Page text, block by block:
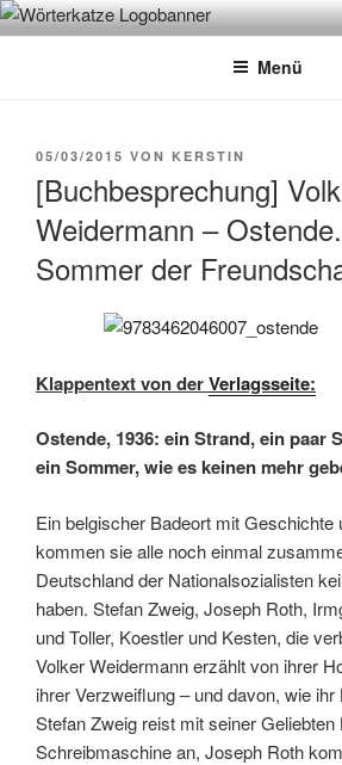
Zum
InhaltWÖRTERKATZE
Von Büchern erzählen
Menü
VERÖFFENTLICHT
05/03/2015 VON KERSTIN
[Buchbesprechung]
Weidermann –
Sommer der
Klappentext von derVerlagsseite:
Ostende, 1936: ein Strand, ein paar
ein Sommer, wie es keinen mehr
Ein belgischer Badeort mit Geschichte
kommen sie alle noch einmal
Deutschland der Nationalsozialisten
haben. Stefan Zweig, Joseph Roth,
und Toller, Koestler und Kesten, die
Volker Weidermann erzählt von ihrer
ihrer Verzweiflung – und davon, wie ihr
Stefan Zweig reist mit seiner Geliebten
Schreibmaschine an, Joseph Roth